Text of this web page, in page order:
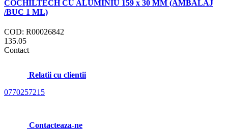
COCHILTECH CU ALUMINIU 159 x 30 MM (AMBALAJ
/BUC 1 ML)
COD: R00026842
135.05
Contact
Relatii cu clientii
0770257215
Contacteaza-ne